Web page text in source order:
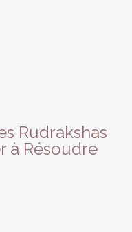
Rudrakshas
à Résoudre